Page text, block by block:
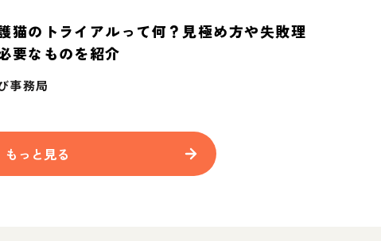
猫のトライアルって何？見極め方や失敗理
要なものを紹介
事務局
もっと見る